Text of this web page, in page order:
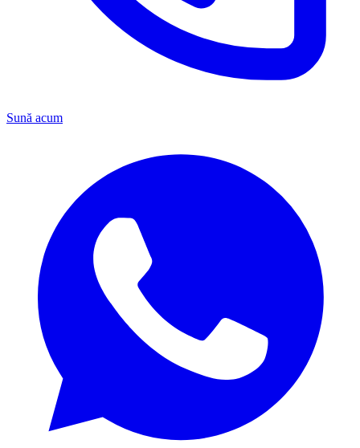
Sună acum